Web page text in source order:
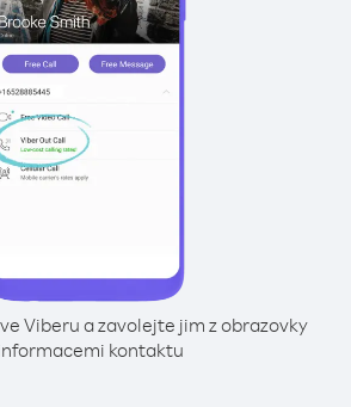
Viberu a zavolejte jim z obrazovky
kontaktu